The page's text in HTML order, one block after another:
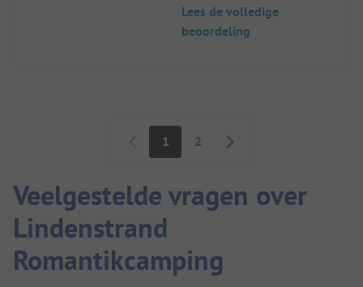
Lees de volledige
beoordeling
1 2
Veelgestelde vragen over
Lindenstrand
Romantikcamping